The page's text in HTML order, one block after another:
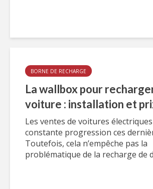
BORNE DE RECHARGE
La wallbox pour
voiture : installation et
Les ventes de voitures
constante progression ces
Toutefois, cela n’empêche pas la
problématique de la recharge de